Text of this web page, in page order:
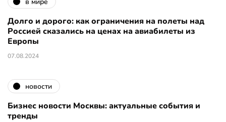
Долго и дорого: как ограничения на полеты над
Россией сказались на ценах на авиабилеты из
Европы
07.08.2024
новости
Бизнес новости Москвы: актуальные события и
тренды